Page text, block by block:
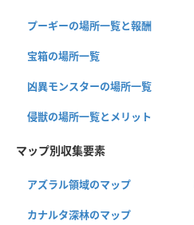
プーギーの場所一覧と報酬
宝箱の場所一覧
凶異モンスターの場所一覧
侵獣の場所一覧とメリット
マップ別収集要素
アズラル領域のマップ
カナルタ深林のマップ